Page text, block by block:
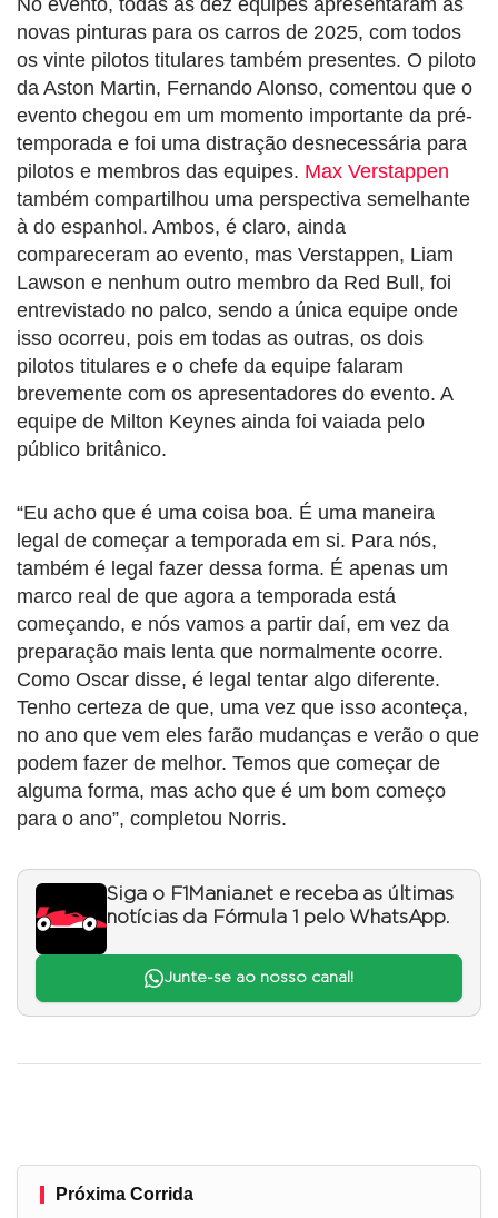
No evento, todas as dez equipes apresentaram as
novas pinturas para os carros de 2025, com todos
os vinte pilotos titulares também presentes. O piloto
da Aston Martin, Fernando Alonso, comentou que o
evento chegou em um momento importante da pré-
temporada e foi uma distração desnecessária para
pilotos e membros das equipes. Max Verstappen
também compartilhou uma perspectiva semelhante
à do espanhol. Ambos, é claro, ainda
compareceram ao evento, mas Verstappen, Liam
Lawson e nenhum outro membro da Red Bull, foi
entrevistado no palco, sendo a única equipe onde
isso ocorreu, pois em todas as outras, os dois
pilotos titulares e o chefe da equipe falaram
brevemente com os apresentadores do evento. A
equipe de Milton Keynes ainda foi vaiada pelo
público britânico.
“Eu acho que é uma coisa boa. É uma maneira
legal de começar a temporada em si. Para nós,
também é legal fazer dessa forma. É apenas um
marco real de que agora a temporada está
começando, e nós vamos a partir daí, em vez da
preparação mais lenta que normalmente ocorre.
Como Oscar disse, é legal tentar algo diferente.
Tenho certeza de que, uma vez que isso aconteça,
no ano que vem eles farão mudanças e verão o que
podem fazer de melhor. Temos que começar de
alguma forma, mas acho que é um bom começo
para o ano”, completou Norris.
Siga o F1Mania.net e receba as últimas
notícias da Fórmula 1 pelo WhatsApp.
Junte-se ao nosso canal!
Próxima Corrida